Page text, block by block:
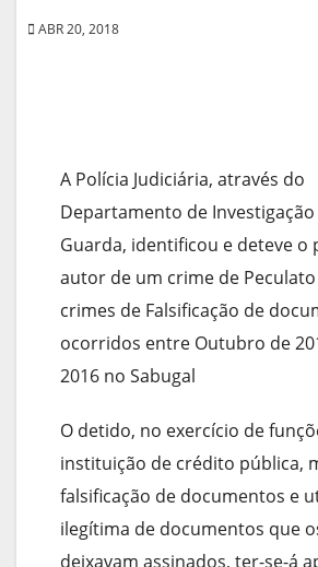
ABR 20, 2018
A Polícia Judiciária, através do
Departamento de
Guarda, identificou e deteve o
autor de um crime de
crimes de Falsificação de
ocorridos entre Outubro de
2016 no Sabugal
O detido, no exercício de
instituição de crédito pública,
falsificação de documentos e
ilegítima de documentos que
deixavam assinados, ter-se-á